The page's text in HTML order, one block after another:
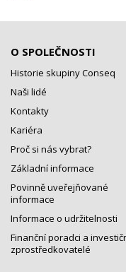
O SPOLEČNOSTI
Historie skupiny Conseq
Naši lidé
Kontakty
Kariéra
Proč si nás vybrat?
Základní informace
Povinně uveřejňované
informace
Informace o udržitelnosti
Finanční poradci a
zprostředkovatelé